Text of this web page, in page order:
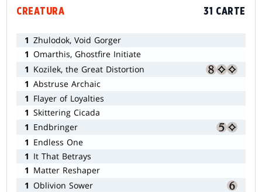
CREATURA 31 CARTE
1 Zhulodok, Void Gorger
1 Omarthis, Ghostfire Initiate
1 Kozilek, the Great Distortion
1 Abstruse Archaic
1 Flayer of Loyalties
1 Skittering Cicada
1 Endbringer
1 Endless One
1 It That Betrays
1 Matter Reshaper
1 Oblivion Sower